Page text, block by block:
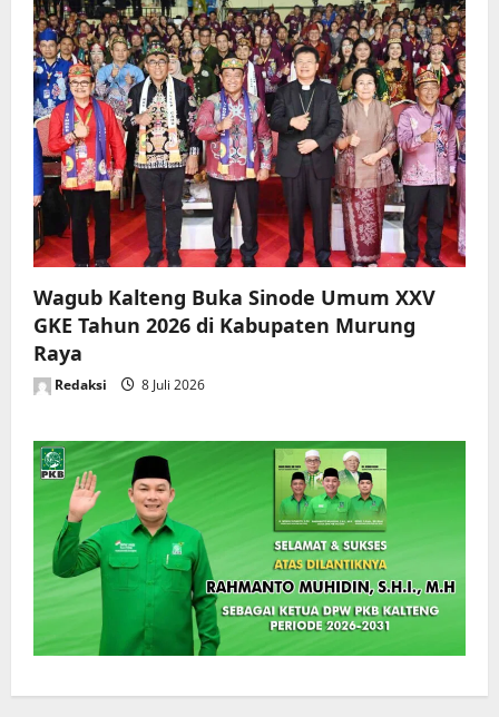
Wagub Kalteng Buka Sinode Umum XXV
GKE Tahun 2026 di Kabupaten Murung
Raya
Redaksi 8 Juli 2026